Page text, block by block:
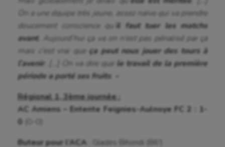
Patinage artistique
Pétanque
Plongée
Randonnée / Marche
Roller-derby
Sarbacane
On a une équipe très jeune, assez naïve qui va prendre
doucement conscience qu’ il faut tuer les matchs
avant. Aujourd’hui ça va on n’est pas pénalisé par ça
mais c’est vrai que ça peut nous jouer des tours à
l’avenir. […] On va dire que le travail de la première
période a porté ses fruits. »
Régional 1, 3ème journée :
AC Amiens – Entente Feignies-Aulnoye FC 2 : 1-
0
Buteur pour l’ACA
: Glades Bihondi (86′)